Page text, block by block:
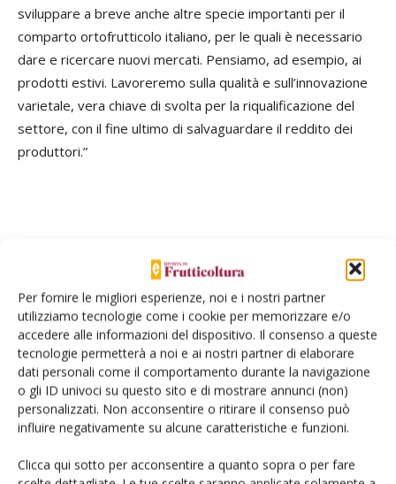
Per fornire le migliori esperienze, noi e i nostri partner
utilizziamo tecnologie come i cookie per memorizzare e/o
accedere alle informazioni del dispositivo. Il consenso a queste
tecnologie permetterà a noi e ai nostri partner di elaborare
dati personali come il comportamento durante la navigazione
o gli ID univoci su questo sito e di mostrare annunci (non)
personalizzati. Non acconsentire o ritirare il consenso può
influire negativamente su alcune caratteristiche e funzioni.
Clicca qui sotto per acconsentire a quanto sopra o per fare
sviluppare a breve anche altre specie importanti per il
comparto ortofrutticolo italiano, per le quali è necessario
dare e ricercare nuovi mercati. Pensiamo, ad esempio, ai
prodotti estivi. Lavoreremo sulla qualità e sull’innovazione
varietale, vera chiave di svolta per la riqualificazione del
settore, con il fine ultimo di salvaguardare il reddito dei
produttori.”
Facebook Twitter
E-magazine